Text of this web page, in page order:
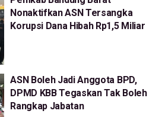
Nonaktifkan ASN Tersangka
Korupsi Dana Hibah Rp1,5 Miliar
ASN Boleh Jadi Anggota BPD,
DPMD KBB Tegaskan Tak Boleh
Rangkap Jabatan